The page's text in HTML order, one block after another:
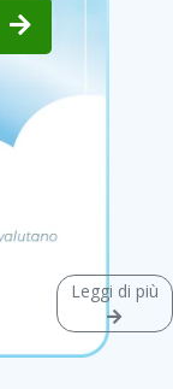
Leggi di più